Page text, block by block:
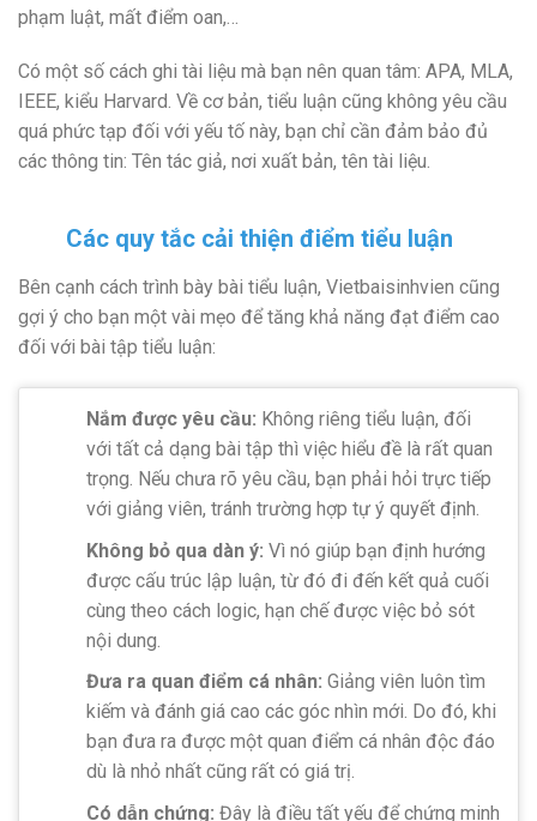
phạm luật, mất điểm oan,…
Có một số cách ghi tài liệu mà bạn nên quan tâm: APA, MLA,
IEEE, kiểu Harvard. Về cơ bản, tiểu luận cũng không yêu cầu
quá phức tạp đối với yếu tố này, bạn chỉ cần đảm bảo đủ
các thông tin: Tên tác giả, nơi xuất bản, tên tài liệu.
Các quy tắc cải thiện điểm tiểu luận
Bên cạnh cách trình bày bài tiểu luận, Vietbaisinhvien cũng
gợi ý cho bạn một vài mẹo để tăng khả năng đạt điểm cao
đối với bài tập tiểu luận:
Nắm được yêu cầu: Không riêng tiểu luận, đối
với tất cả dạng bài tập thì việc hiểu đề là rất quan
trọng. Nếu chưa rõ yêu cầu, bạn phải hỏi trực tiếp
với giảng viên, tránh trường hợp tự ý quyết định.
Không bỏ qua dàn ý: Vì nó giúp bạn định hướng
được cấu trúc lập luận, từ đó đi đến kết quả cuối
cùng theo cách logic, hạn chế được việc bỏ sót
nội dung.
Đưa ra quan điểm cá nhân: Giảng viên luôn tìm
kiếm và đánh giá cao các góc nhìn mới. Do đó, khi
bạn đưa ra được một quan điểm cá nhân độc đáo
dù là nhỏ nhất cũng rất có giá trị.
Có dẫn chứng: Đây là điều tất yếu để chứng minh